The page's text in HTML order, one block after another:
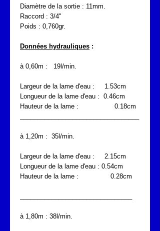
Diamètre de la sortie : 11mm.
Raccord : 3/4"
Poids : 0,760gr.
Données hydrauliques :
à 0,60m : 19l/min.
Largeur de la lame d'eau : 1.53cm
Longueur de la lame d'eau : 0.46cm
Hauteur de la lame : 0.18cm
à 1,20m : 35l/min.
Largeur de la lame d'eau : 2.15cm
Longueur de la lame d'eau : 0.54cm
Hauteur de la lame : 0.28cm
à 1,80m : 38l/min.